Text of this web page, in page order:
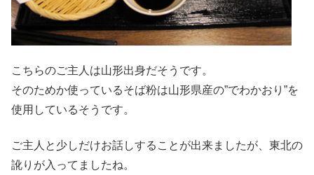
こちらのご主人は山形出身だそうです。
そのためか使っているそば粉は山形県産の”でわかおり”を
使用しているそうです。
ご主人と少しだけお話しすることが出来ましたが、東北の
訛りが入ってましたね。